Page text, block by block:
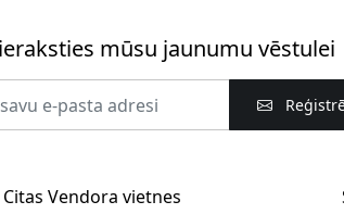
mūsu jaunumu vēstulei
Citas Vendora vietnes